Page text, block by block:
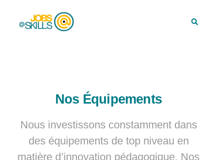
Nos Équipements
Nous investissons constamment dans
des équipements de top niveau en
matière d’innovation pédagogique. Nos